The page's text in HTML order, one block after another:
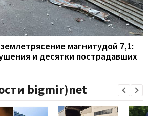
магнитудой 7,1:
и десятки пострадавших
bigmir)net